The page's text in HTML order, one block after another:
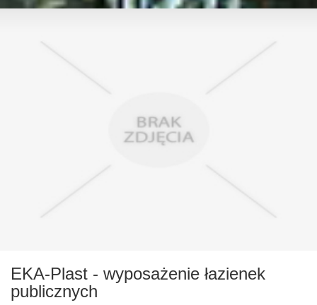
EKA-Plast - wyposażenie łazienek
publicznych